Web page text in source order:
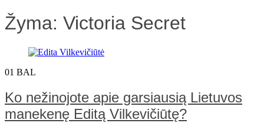
Žyma: Victoria Secret
01 BAL
Ko nežinojote apie garsiausią Lietuvos
manekenę Editą Vilkevičiūtę?